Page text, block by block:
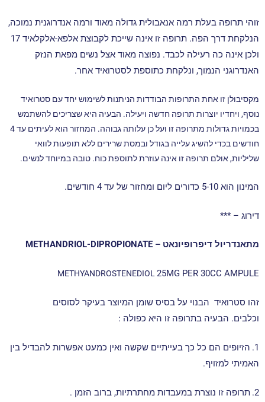
זוהי תרופה בעלת רמה אנאבולית גדולה מאוד ורמה אנדרוגנית נמוכה,
ולכן אינה כה רעילה לכבד. נפוצה מאוד אצל נשים מפאת הנזק
האנדרוגני הנמוך, ונלקחת כתוספת לסטרואיד אחר.
מקסיבולן זו אחת התרופות הבודדות הניתנות לשימוש יחד עם סטרואיד
נוסף, ויחדיו יוצרות תרופה חדשה ויעילה. הבעיה היא שצריכים להשתמש
בכמויות גדולות מתרופה זו ועל כן עלותה גבוהה. המחזור הוא לעיתים עד 4
חודשים בכדי להשיג עלייה בגודל ובמסת שרירים ללא תופעות לוואי
שליליות, אולם תרופה זו אינה עוזרת לתוספת כוח. טובה במיוחד לנשים.
המינון הוא 5-10 כדורים ליום ומחזור של עד 4 חודשים.
דירוג – ***
מתאנדריול דיפרופיונאט – METHANDRIOL-DIPROPIONATE
METHYANDROSTENEDIOL25MG PER 30CC AMPULE
זהו סטרואיד הבנוי על בסיס שומן המיוצר בעיקר לסוסים
וכלבים. הבעיה בתרופה זו היא כפולה :
1. הזיופים הם כל כך בעייתיים שקשה ואין כמעט אפשרות להבדיל בין
האמיתי למזויף.
2. תרופה זו נוצרת במעבדות מחתרתיות, ברוב הזמן .